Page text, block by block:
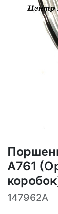
A761
147962A